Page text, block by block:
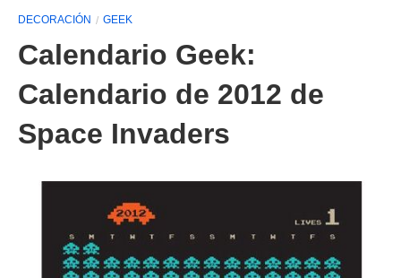
DECORACIÓN GEEK
Calendario Geek:
Calendario de 2012 de
Space Invaders